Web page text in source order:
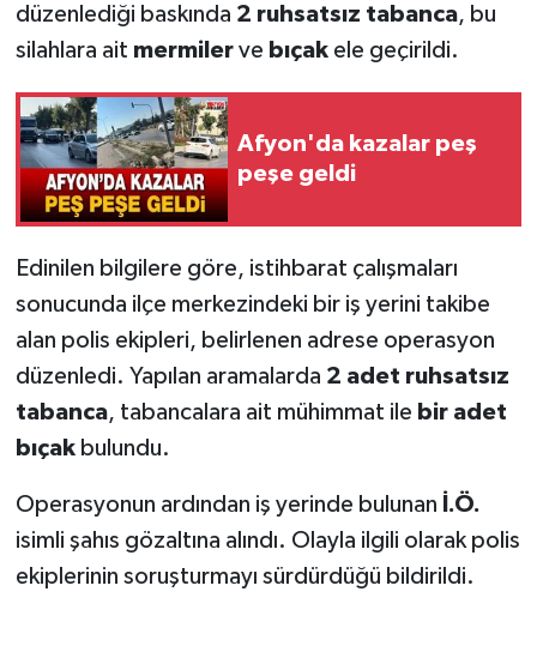
düzenlediği baskında 2 ruhsatsız tabanca, bu
silahlara ait mermilerve bıçakele geçirildi.
Afyon'da kazalar peş
peşe geldi
Edinilen bilgilere göre, istihbarat çalışmaları
sonucunda ilçe merkezindeki bir iş yerini takibe
alan polis ekipleri, belirlenen adrese operasyon
düzenledi. Yapılan aramalarda 2 adet ruhsatsız
tabanca, tabancalara ait mühimmat ile bir adet
bıçakbulundu.
Operasyonun ardından iş yerinde bulunan İ.Ö.
isimli şahıs gözaltına alındı. Olayla ilgili olarak polis
ekiplerinin soruşturmayı sürdürdüğü bildirildi.